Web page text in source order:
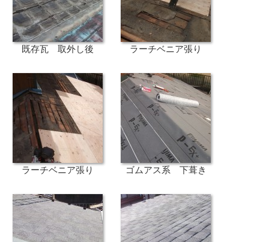
既存瓦 取外し後 ラーチベニア張り
ラーチベニア張り ゴムアス系 下葺き